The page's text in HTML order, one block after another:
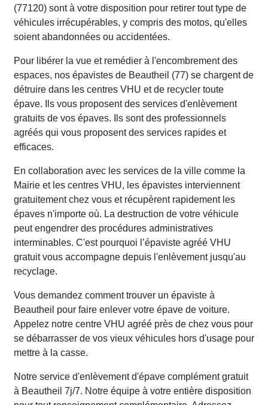
(77120) sont à votre disposition pour retirer tout type de
véhicules irrécupérables, y compris des motos, qu'elles
soient abandonnées ou accidentées.
Pour libérer la vue et remédier à l'encombrement des
espaces, nos épavistes de Beautheil (77) se chargent de
détruire dans les centres VHU et de recycler toute
épave. Ils vous proposent des services d'enlèvement
gratuits de vos épaves. Ils sont des professionnels
agréés qui vous proposent des services rapides et
efficaces.
En collaboration avec les services de la ville comme la
Mairie et les centres VHU, les épavistes interviennent
gratuitement chez vous et récupèrent rapidement les
épaves n'importe où. La destruction de votre véhicule
peut engendrer des procédures administratives
interminables. C'est pourquoi l’épaviste agréé VHU
gratuit vous accompagne depuis l'enlèvement jusqu'au
recyclage.
Vous demandez comment trouver un épaviste à
Beautheil pour faire enlever votre épave de voiture.
Appelez notre centre VHU agréé près de chez vous pour
se débarrasser de vos vieux véhicules hors d'usage pour
mettre à la casse.
Notre service d'enlèvement d'épave complément gratuit
à Beautheil 7j/7. Notre équipe à votre entière disposition